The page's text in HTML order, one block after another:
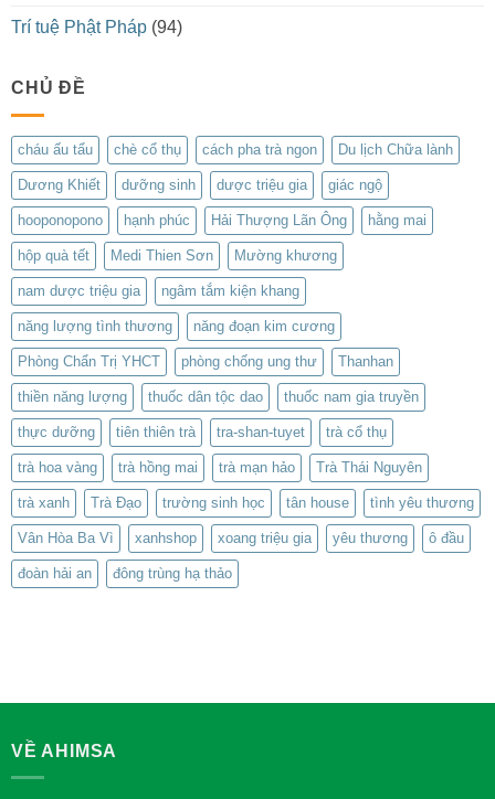
Trí tuệ Phật Pháp (94)
CHỦ ĐỀ
cháu ấu tẩu chè cổ thụ cách pha trà ngon Du lịch Chữa lành
Dương Khiết dưỡng sinh dược triệu gia giác ngộ
hooponopono hạnh phúc Hải Thượng Lãn Ông hằng mai
hộp quà tết Medi Thien Sơn Mường khương
nam dược triệu gia ngâm tắm kiện khang
năng lượng tình thương năng đoạn kim cương
Phòng Chẩn Trị YHCT phòng chống ung thư Thanhan
thiền năng lượng thuốc dân tộc dao thuốc nam gia truyền
thực dưỡng tiên thiên trà tra-shan-tuyet trà cổ thụ
trà hoa vàng trà hồng mai trà mạn hảo Trà Thái Nguyên
trà xanh Trà Đạo trường sinh học tân house tình yêu thương
Vân Hòa Ba Vì xanhshop xoang triệu gia yêu thương ô đầu
đoàn hải an đông trùng hạ thảo
VỀ AHIMSA